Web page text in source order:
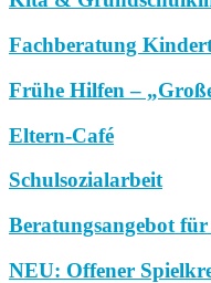
Fachberatung
Frühe Hilfen –
Eltern-Café
Schulsozialarbeit
Beratungsangebot
NEU: Offener